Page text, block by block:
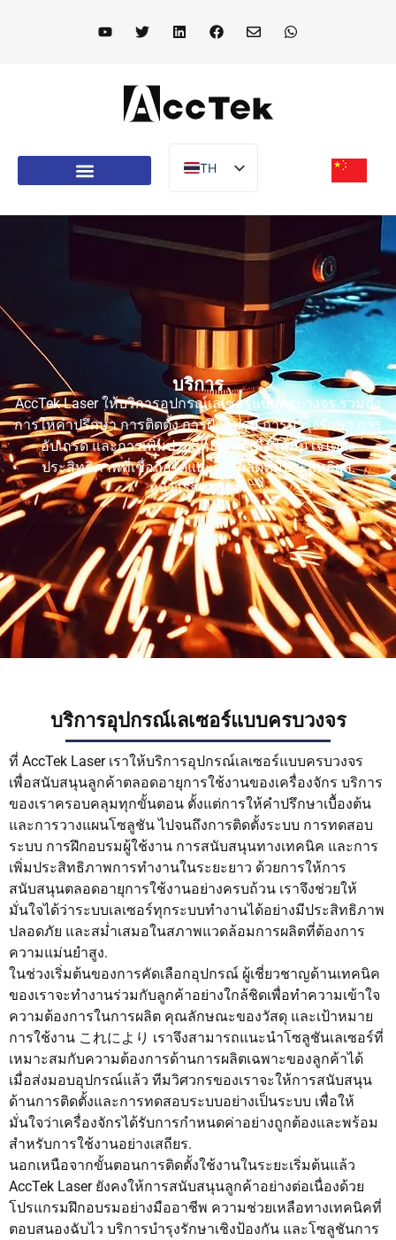
TH
EN
FR
ES
AR
TR
VI
RU
JA
KO
HU
CS
PL
บริการ
AccTek Laser ให้บริการอุปกรณ์เลเซอร์แบบครบวงจร รวมถึง
การให้คำปรึกษา การติดตั้ง การฝึกอบรม การบำรุงรักษา การ
อัปเกรด และการเพิ่มประสิทธิภาพ เพื่อให้มั่นใจได้ถึง
ประสิทธิภาพที่เชื่อถือได้และการผลิตที่มีประสิทธิผล.
หน้าแรก-บริการ
บริการอุปกรณ์เลเซอร์แบบครบวงจร
ที่ AccTek Laser เราให้บริการอุปกรณ์เลเซอร์แบบครบวงจร
เพื่อสนับสนุนลูกค้าตลอดอายุการใช้งานของเครื่องจักร บริการ
ของเราครอบคลุมทุกขั้นตอน ตั้งแต่การให้คำปรึกษาเบื้องต้น
และการวางแผนโซลูชัน ไปจนถึงการติดตั้งระบบ การทดสอบ
ระบบ การฝึกอบรมผู้ใช้งาน การสนับสนุนทางเทคนิค และการ
เพิ่มประสิทธิภาพการทำงานในระยะยาว ด้วยการให้การ
สนับสนุนตลอดอายุการใช้งานอย่างครบถ้วน เราจึงช่วยให้
มั่นใจได้ว่าระบบเลเซอร์ทุกระบบทำงานได้อย่างมีประสิทธิภาพ
ปลอดภัย และสม่ำเสมอในสภาพแวดล้อมการผลิตที่ต้องการ
ความแม่นยำสูง.
ในช่วงเริ่มต้นของการคัดเลือกอุปกรณ์ ผู้เชี่ยวชาญด้านเทคนิค
ของเราจะทำงานร่วมกับลูกค้าอย่างใกล้ชิดเพื่อทำความเข้าใจ
ความต้องการในการผลิต คุณลักษณะของวัสดุ และเป้าหมาย
การใช้งาน これにより เราจึงสามารถแนะนำโซลูชันเลเซอร์ที่
เหมาะสมกับความต้องการด้านการผลิตเฉพาะของลูกค้าได้
เมื่อส่งมอบอุปกรณ์แล้ว ทีมวิศวกรของเราจะให้การสนับสนุน
ด้านการติดตั้งและการทดสอบระบบอย่างเป็นระบบ เพื่อให้
มั่นใจว่าเครื่องจักรได้รับการกำหนดค่าอย่างถูกต้องและพร้อม
สำหรับการใช้งานอย่างเสถียร.
นอกเหนือจากขั้นตอนการติดตั้งใช้งานในระยะเริ่มต้นแล้ว
AccTek Laser ยังคงให้การสนับสนุนลูกค้าอย่างต่อเนื่องด้วย
โปรแกรมฝึกอบรมอย่างมืออาชีพ ความช่วยเหลือทางเทคนิคที่
ตอบสนองฉับไว บริการบำรุงรักษาเชิงป้องกัน และโซลูชันการ